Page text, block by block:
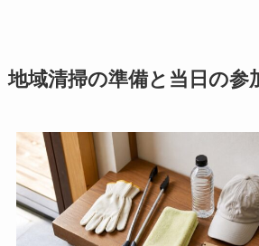
地域清掃の準備と当日の参